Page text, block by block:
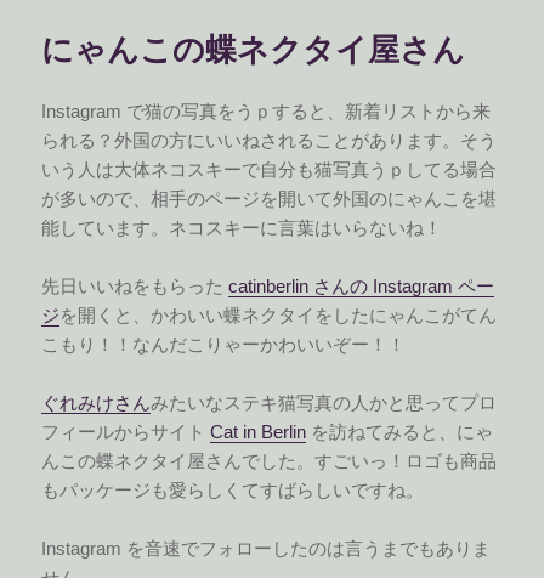
ー
にゃんこの蝶ネクタイ屋さん
Instagram で猫の写真をうｐすると、新着リストから来
られる？外国の方にいいねされることがあります。そう
いう人は大体ネコスキーで自分も猫写真うｐしてる場合
が多いので、相手のページを開いて外国のにゃんこを堪
能しています。ネコスキーに言葉はいらないね！
先日いいねをもらったcatinberlin さんの Instagram ペー
ジを開くと、かわいい蝶ネクタイをしたにゃんこがてん
こもり！！なんだこりゃーかわいいぞー！！
ぐれみけさんみたいなステキ猫写真の人かと思ってプロ
フィールからサイトCat in Berlin を訪ねてみると、にゃ
んこの蝶ネクタイ屋さんでした。すごいっ！ロゴも商品
もパッケージも愛らしくてすばらしいですね。
Instagram を音速でフォローしたのは言うまでもありま